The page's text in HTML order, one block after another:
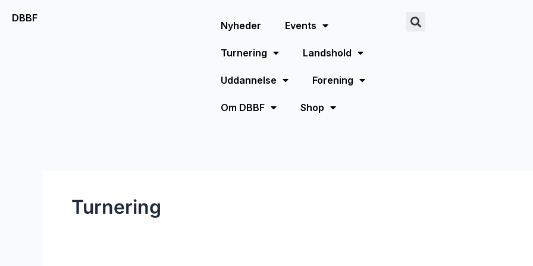
DBBF
Nyheder Events
Turnering Landshold
Uddannelse Forening
Om DBBF Shop
Turnering